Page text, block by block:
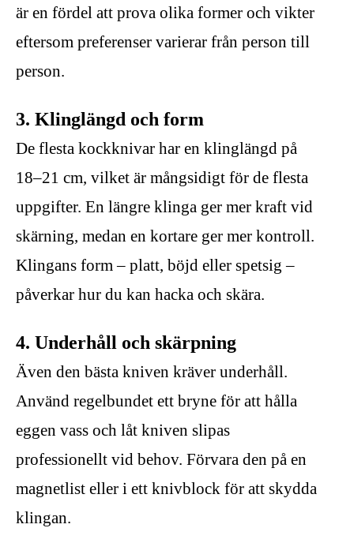
är en fördel att prova olika former och vikter
eftersom preferenser varierar från person till
person.
3. Klinglängd och form
De flesta kockknivar har en klinglängd på
18–21 cm, vilket är mångsidigt för de flesta
uppgifter. En längre klinga ger mer kraft vid
skärning, medan en kortare ger mer kontroll.
Klingans form – platt, böjd eller spetsig –
påverkar hur du kan hacka och skära.
4. Underhåll och skärpning
Även den bästa kniven kräver underhåll.
Använd regelbundet ett bryne för att hålla
eggen vass och låt kniven slipas
professionellt vid behov. Förvara den på en
magnetlist eller i ett knivblock för att skydda
klingan.